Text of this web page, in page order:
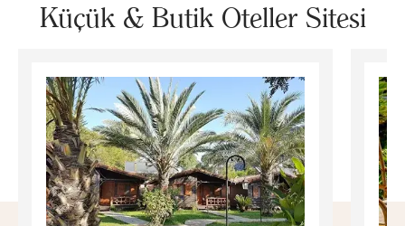
Küçük & Butik Oteller Sitesi